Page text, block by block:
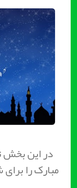
در این بخش
مبارک را